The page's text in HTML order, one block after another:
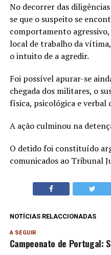
No decorrer das
se que o suspeito se
comportamento
local de trabalho da
o intuito de a agredir.
Foi possível apurar-se
chegada dos militares, o
física, psicológica e verbal
A ação culminou na
O detido foi constituído
comunicados ao Tribunal
NOTÍCIAS RELACCIONADAS
A SEGUIR
Campeonato de Portugal: